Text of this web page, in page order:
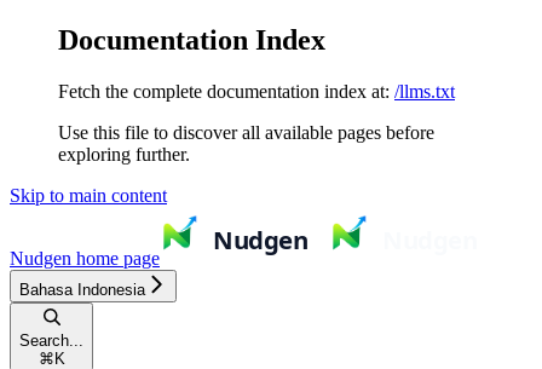
Documentation Index
Fetch the complete documentation index at: /llms.txt
Use this file to discover all available pages before
exploring further.
Skip to main content
Nudgen home page
Bahasa Indonesia
Search...
⌘ K